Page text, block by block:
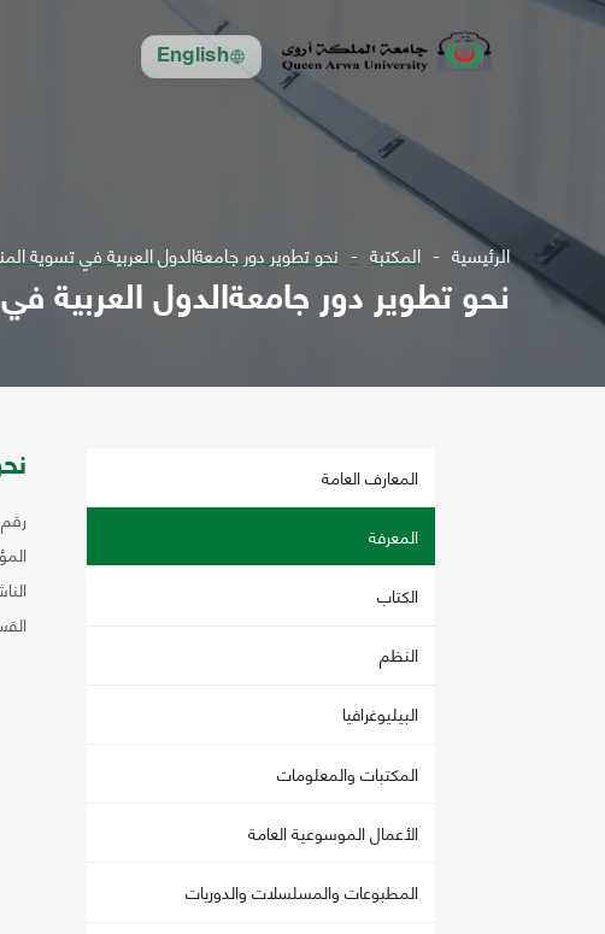
English
الرئيسية المكتبة نحو تطوير دور جامعةالدول العربية في تسوية
نحو تطوير دور جامعةالدول العربية
المعارف العامة
المعرفة
الكتاب
النظم
البيليوغرافيا
المكتبات والمعلومات
الأعمال الموسوعية العامة
المطبوعات والمسلسلات والدوريات